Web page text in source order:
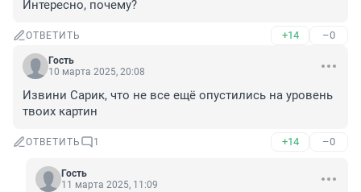
Интересно, почему?
ОТВЕТИТЬ +14 –0
Гость
10 марта 2025, 20:08
Извини Сарик, что не все ещё опустились на уровень
твоих картин
ОТВЕТИТЬ 1 +14 –0
Гость
11 марта 2025, 11:09